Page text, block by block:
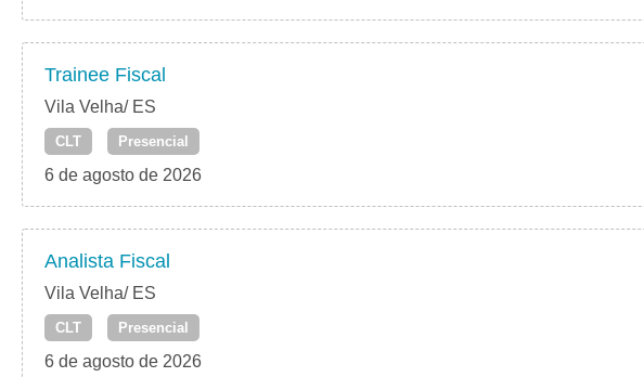
Trainee Fiscal
Vila Velha/ ES
CLT Presencial
6 de agosto de 2026
Analista Fiscal
Vila Velha/ ES
CLT Presencial
6 de agosto de 2026